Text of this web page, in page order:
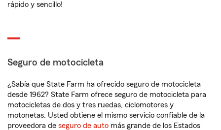
rápido y sencillo!
Seguro de motocicleta
¿Sabía que State Farm ha ofrecido seguro de motocicleta
desde 1962? State Farm ofrece seguro de motocicleta para
motocicletas de dos y tres ruedas, ciclomotores y
motonetas. Usted obtiene el mismo servicio confiable de la
proveedora de seguro de auto más grande de los Estados